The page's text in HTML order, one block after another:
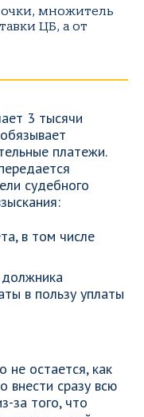
множитель
ЦБ, а от
3 тысячи
платежи.
судебного
в том числе
в пользу уплаты
не остается, как
внести сразу всю
за того, что